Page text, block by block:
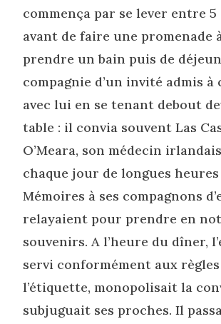
commença par se lever entre
avant de faire une promenade
prendre un bain puis de
compagnie d’un invité admis à
avec lui en se tenant debout
table : il convia souvent Las
O’Meara, son médecin
chaque jour de longues
Mémoires à ses compagnons
relayaient pour prendre en
souvenirs. A l’heure du dîner,
servi conformément aux règles
l’étiquette, monopolisait la
subjuguait ses proches. Il